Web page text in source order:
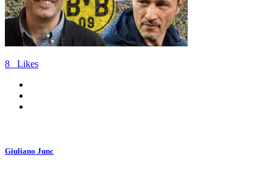
8 Likes
Giuliano Junc